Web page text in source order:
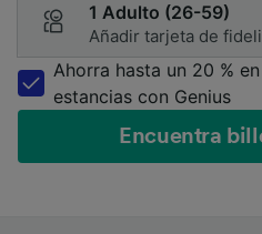
1 Adulto (26-59)
Añadir tarjeta de
Ahorra hasta un 20 % en
estancias con Genius
Encuentra